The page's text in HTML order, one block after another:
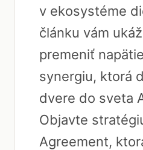
v ekosystéme
článku vám
premeniť
synergiu, ktorá
dvere do sveta
Objavte
Agreement,